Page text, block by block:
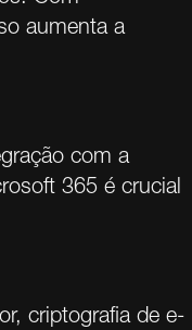
aumenta a
com a
365 é crucial
criptografia de e-